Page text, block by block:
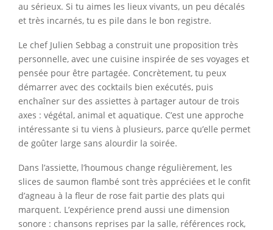
au sérieux. Si tu aimes les lieux vivants, un peu décalés
et très incarnés, tu es pile dans le bon registre.
Le chef Julien Sebbag a construit une proposition très
personnelle, avec une cuisine inspirée de ses voyages et
pensée pour être partagée. Concrètement, tu peux
démarrer avec des cocktails bien exécutés, puis
enchaîner sur des assiettes à partager autour de trois
axes : végétal, animal et aquatique. C’est une approche
intéressante si tu viens à plusieurs, parce qu’elle permet
de goûter large sans alourdir la soirée.
Dans l’assiette, l’houmous change régulièrement, les
slices de saumon flambé sont très appréciées et le confit
d’agneau à la fleur de rose fait partie des plats qui
marquent. L’expérience prend aussi une dimension
sonore : chansons reprises par la salle, références rock,